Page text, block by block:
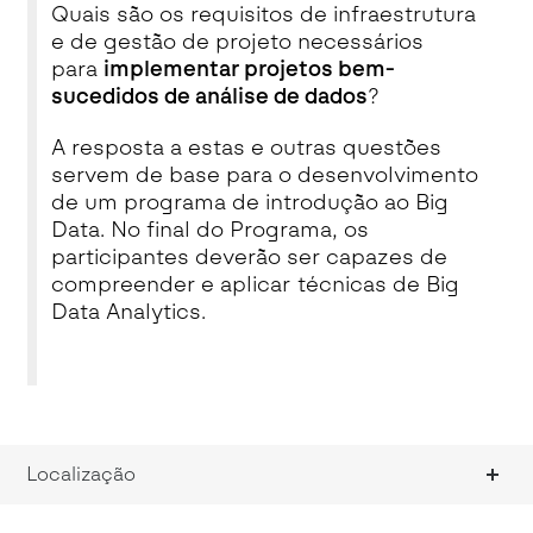
Quais são os requisitos de infraestrutura
e de gestão de projeto necessários
para implementar projetos bem-
sucedidos de análise de dados?
A resposta a estas e outras questões
servem de base para o desenvolvimento
de um programa de introdução ao Big
Data. No final do Programa, os
participantes deverão ser capazes de
compreender e aplicar técnicas de Big
Data Analytics.
Localização